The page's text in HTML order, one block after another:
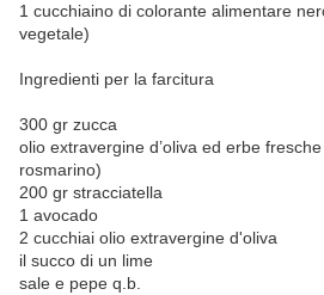
1 cucchiaino di colorante alimentare
vegetale)
Ingredienti per la farcitura
300 gr zucca
olio extravergine d’oliva ed erbe
rosmarino)
200 gr stracciatella
1 avocado
2 cucchiai olio extravergine d'oliva
il succo di un lime
sale e pepe q.b.